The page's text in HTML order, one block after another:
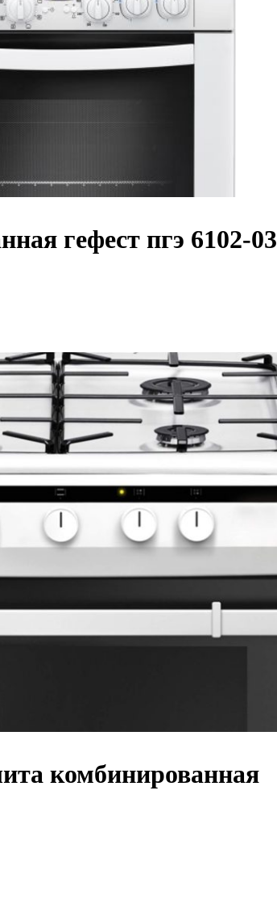
Газодровяные печи в Астане:
выбираем между
универсальностью и
специализацией
автоматизация: новый уровень
безопасности объектов
гефест пгэ 6102-03
комбинированная